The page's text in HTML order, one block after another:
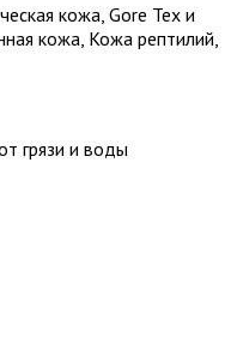
кожа, Gore Tex и
кожа, Кожа рептилий,
грязи и воды